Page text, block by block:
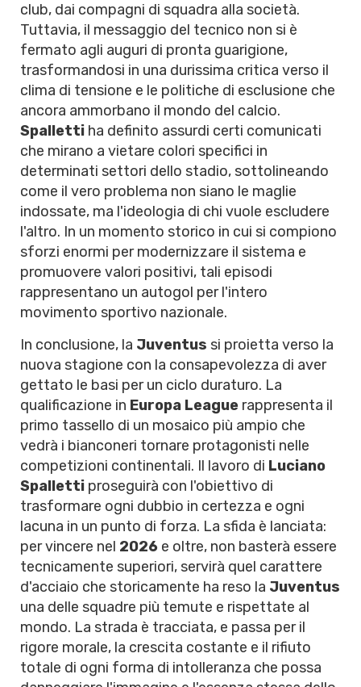
club, dai compagni di squadra alla società.
Tuttavia, il messaggio del tecnico non si è
fermato agli auguri di pronta guarigione,
trasformandosi in una durissima critica verso il
clima di tensione e le politiche di esclusione che
ancora ammorbano il mondo del calcio.
Spalletti ha definito assurdi certi comunicati
che mirano a vietare colori specifici in
determinati settori dello stadio, sottolineando
come il vero problema non siano le maglie
indossate, ma l'ideologia di chi vuole escludere
l'altro. In un momento storico in cui si compiono
sforzi enormi per modernizzare il sistema e
promuovere valori positivi, tali episodi
rappresentano un autogol per l'intero
movimento sportivo nazionale.
In conclusione, la Juventus si proietta verso la
nuova stagione con la consapevolezza di aver
gettato le basi per un ciclo duraturo. La
qualificazione in Europa League rappresenta il
primo tassello di un mosaico più ampio che
vedrà i bianconeri tornare protagonisti nelle
competizioni continentali. Il lavoro di Luciano
Spalletti proseguirà con l'obiettivo di
trasformare ogni dubbio in certezza e ogni
lacuna in un punto di forza. La sfida è lanciata:
per vincere nel 2026 e oltre, non basterà essere
tecnicamente superiori, servirà quel carattere
d'acciaio che storicamente ha reso la Juventus
una delle squadre più temute e rispettate al
mondo. La strada è tracciata, e passa per il
rigore morale, la crescita costante e il rifiuto
totale di ogni forma di intolleranza che possa